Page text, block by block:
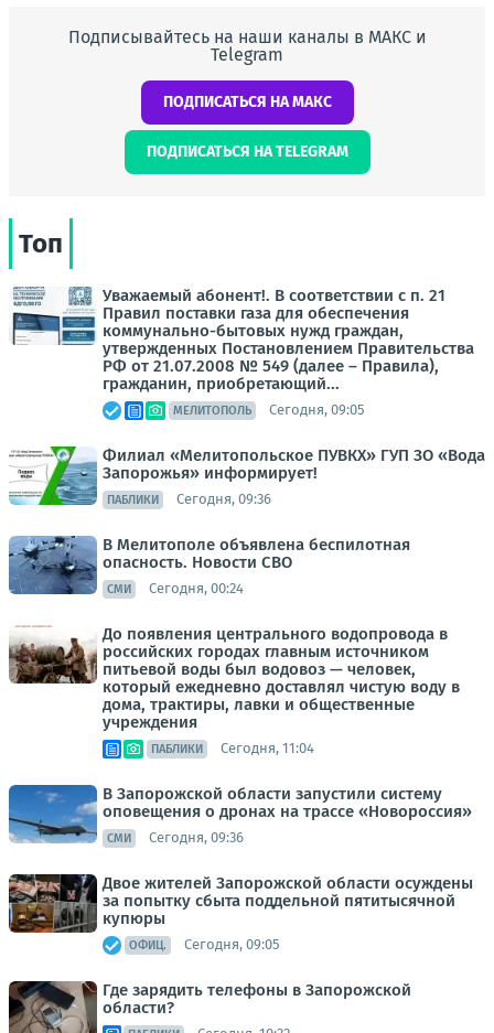
Подписывайтесь на наши каналы в МАКС и
Telegram
ПОДПИСАТЬСЯ НА МАКС
ПОДПИСАТЬСЯ НА TELEGRAM
Топ
Уважаемый абонент!. В соответствии с п. 21
Правил поставки газа для обеспечения
коммунально-бытовых нужд граждан,
утвержденных Постановлением Правительства
РФ от 21.07.2008 № 549 (далее – Правила),
гражданин, приобретающий...
МЕЛИТОПОЛЬ Сегодня, 09:05
Филиал «Мелитопольское ПУВКХ» ГУП ЗО «Вода
Запорожья» информирует!
ПАБЛИКИ Сегодня, 09:36
В Мелитополе объявлена беспилотная
опасность. Новости СВО
СМИ Сегодня, 00:24
До появления центрального водопровода в
российских городах главным источником
питьевой воды был водовоз — человек,
который ежедневно доставлял чистую воду в
дома, трактиры, лавки и общественные
учреждения
ПАБЛИКИ Сегодня, 11:04
В Запорожской области запустили систему
оповещения о дронах на трассе «Новороссия»
СМИ Сегодня, 09:36
Двое жителей Запорожской области осуждены
за попытку сбыта поддельной пятитысячной
купюры
ОФИЦ. Сегодня, 09:05
Где зарядить телефоны в Запорожской
области?